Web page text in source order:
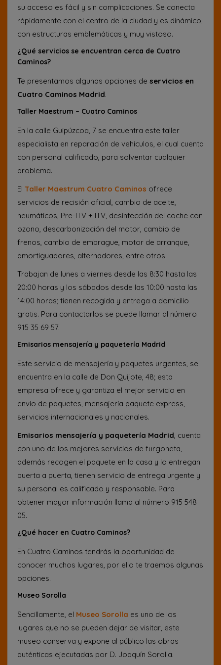
su acceso es fácil y sin complicaciones. Se conecta
rápidamente con el centro de la ciudad y es dinámico,
con estructuras emblemáticas y muy vistoso.
¿Qué servicios se encuentran cerca de Cuatro
Caminos?
Te presentamos algunas opciones de servicios en
Cuatro Caminos Madrid.
Taller Maestrum – Cuatro Caminos
En la calle Guipúzcoa, 7 se encuentra este taller
especialista en reparación de vehículos, el cual cuenta
con personal calificado, para solventar cualquier
problema.
El Taller Maestrum Cuatro Caminos ofrece
servicios de recisión oficial, cambio de aceite,
neumáticos, Pre-ITV + ITV, desinfección del coche con
ozono, descarbonización del motor, cambio de
frenos, cambio de embrague, motor de arranque,
amortiguadores, alternadores, entre otros.
Trabajan de lunes a viernes desde las 8:30 hasta las
20:00 horas y los sábados desde las 10:00 hasta las
14:00 horas; tienen recogida y entrega a domicilio
gratis. Para contactarlos se puede llamar al número
915 35 69 57.
Emisarios mensajería y paquetería Madrid
Este servicio de mensajería y paquetes urgentes, se
encuentra en la calle de Don Quijote, 48; esta
empresa ofrece y garantiza el mejor servicio en
envío de paquetes, mensajería paquete express,
servicios internacionales y nacionales.
Emisarios mensajería y paquetería Madrid, cuenta
con uno de los mejores servicios de furgoneta,
además recogen el paquete en la casa y lo entregan
puerta a puerta, tienen servicio de entrega urgente y
su personal es calificado y responsable. Para
obtener mayor información llama al número 915 548
05.
¿Qué hacer en Cuatro Caminos?
En Cuatro Caminos tendrás la oportunidad de
conocer muchos lugares, por ello te traemos algunas
opciones.
Museo Sorolla
Sencillamente, el Museo Sorolla es uno de los
lugares que no se pueden dejar de visitar, este
museo conserva y expone al público las obras
auténticas ejecutadas por D. Joaquín Sorolla.